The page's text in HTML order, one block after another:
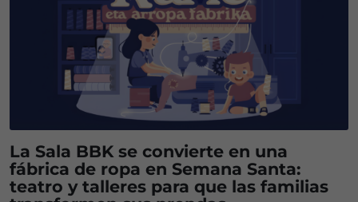
La Sala BBK se convierte en una
fábrica de ropa en Semana Santa:
teatro y talleres para que las familias